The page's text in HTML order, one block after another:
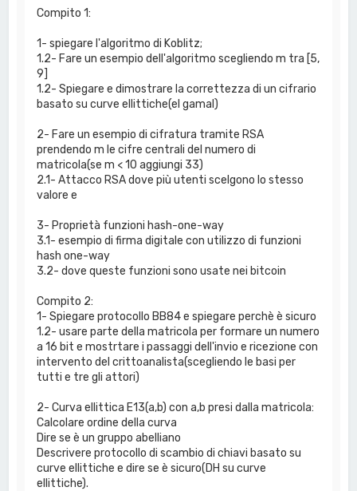
Compito 1:
1- spiegare l'algoritmo di Koblitz;
1.2- Fare un esempio dell'algoritmo scegliendo m tra [5,
9]
1.2- Spiegare e dimostrare la correttezza di un cifrario
basato su curve ellittiche(el gamal)
2- Fare un esempio di cifratura tramite RSA
prendendo m le cifre centrali del numero di
matricola(se m < 10 aggiungi 33)
2.1- Attacco RSA dove più utenti scelgono lo stesso
valore e
3- Proprietà funzioni hash-one-way
3.1- esempio di firma digitale con utilizzo di funzioni
hash one-way
3.2- dove queste funzioni sono usate nei bitcoin
Compito 2:
1- Spiegare protocollo BB84 e spiegare perchè è sicuro
1.2- usare parte della matricola per formare un numero
a 16 bit e mostrtare i passaggi dell'invio e ricezione con
intervento del crittoanalista(scegliendo le basi per
tutti e tre gli attori)
2- Curva ellittica E13(a,b) con a,b presi dalla matricola:
Calcolare ordine della curva
Dire se è un gruppo abelliano
Descrivere protocollo di scambio di chiavi basato su
curve ellittiche e dire se è sicuro(DH su curve
ellittiche).